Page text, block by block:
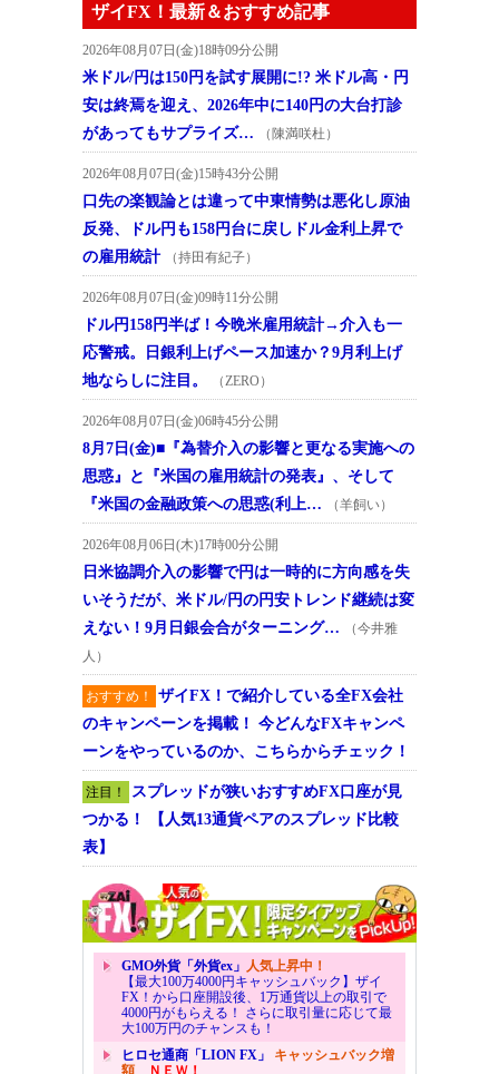
ザイFX！最新＆おすすめ記事
2026年08月07日(金)18時09分公開
米ドル/円は150円を試す展開に!? 米ドル高・円
安は終焉を迎え、2026年中に140円の大台打診
があってもサプライズ…
（陳満咲杜）
2026年08月07日(金)15時43分公開
口先の楽観論とは違って中東情勢は悪化し原油
反発、ドル円も158円台に戻しドル金利上昇で
の雇用統計
（持田有紀子）
2026年08月07日(金)09時11分公開
ドル円158円半ば！今晩米雇用統計→介入も一
応警戒。日銀利上げペース加速か？9月利上げ
地ならしに注目。
（ZERO）
2026年08月07日(金)06時45分公開
8月7日(金)■『為替介入の影響と更なる実施への
思惑』と『米国の雇用統計の発表』、そして
『米国の金融政策への思惑(利上…
（羊飼い）
2026年08月06日(木)17時00分公開
日米協調介入の影響で円は一時的に方向感を失
いそうだが、米ドル/円の円安トレンド継続は変
えない！9月日銀会合がターニング…
（今井雅
人）
おすすめ！
ザイFX！で紹介している全FX会社
のキャンペーンを掲載！ 今どんなFXキャンペ
ーンをやっているのか、こちらからチェック！
注目！
スプレッドが狭いおすすめFX口座が見
つかる！ 【人気13通貨ペアのスプレッド比較
表】
GMO外貨「外貨ex」 人気上昇中！
【最大100万4000円キャッシュバック】ザイ
FX！から口座開設後、1万通貨以上の取引で
4000円がもらえる！ さらに取引量に応じて最
大100万円のチャンスも！
ヒロセ通商「LION FX」 キャッシュバック増
額ＮＥＷ！